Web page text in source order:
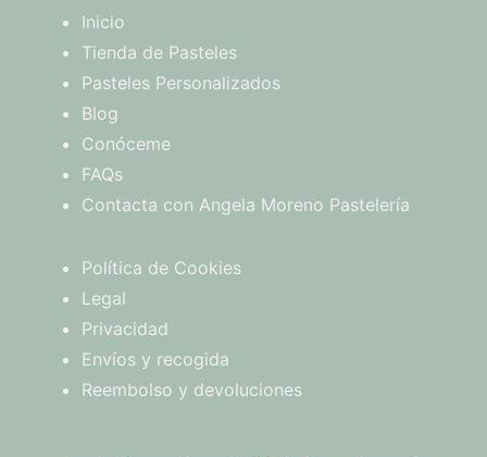
Inicio
Tienda de Pasteles
Pasteles Personalizados
Blog
Conóceme
FAQs
Contacta con Angela Moreno Pastelería
Política de Cookies
Legal
Privacidad
Envíos y recogida
Reembolso y devoluciones